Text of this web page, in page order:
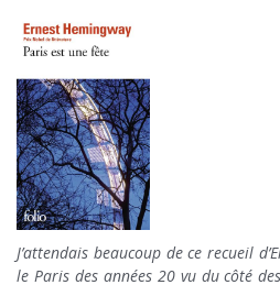
J’attendais beaucoup de ce recueil
le Paris des années 20 vu du côté